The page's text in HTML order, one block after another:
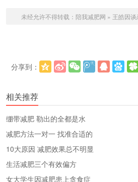
未经允许不得转载： 陪我减肥网 » 王皓因
分享到：
相关推荐
绷带减肥 勒出的全都是水
减肥方法一对一 找准合适的
10大原因 减肥效果总不明显
生活减肥三个有效偏方
女大学生因减肥患上贪食症